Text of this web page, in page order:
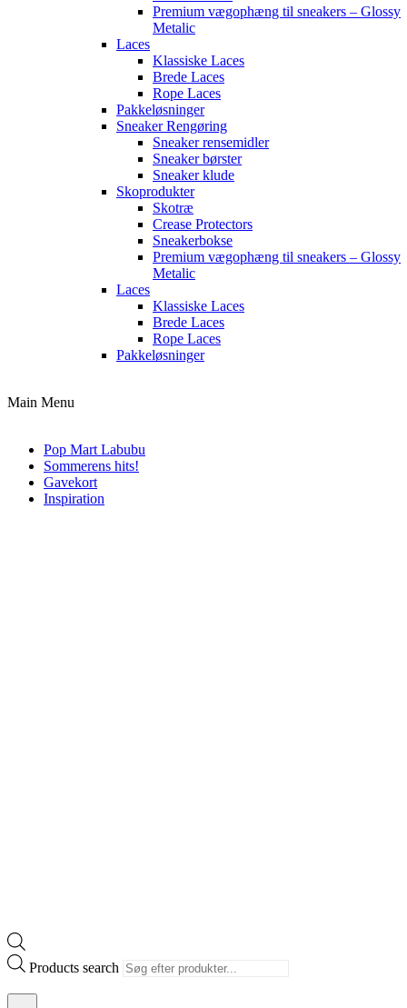
Premium vægophæng til sneakers – Glossy
Metalic
Laces
Klassiske Laces
Brede Laces
Rope Laces
Pakkeløsninger
Sneaker Rengøring
Sneaker rensemidler
Sneaker børster
Sneaker klude
Skoprodukter
Skotræ
Crease Protectors
Sneakerbokse
Premium vægophæng til sneakers – Glossy
Metalic
Laces
Klassiske Laces
Brede Laces
Rope Laces
Pakkeløsninger
Main Menu
Pop Mart Labubu
Sommerens hits!
Gavekort
Inspiration
Products search